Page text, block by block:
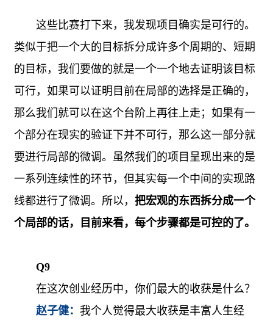
这些比赛打下来，我发现项目确实是可行的。
类似于把一个大的目标拆分成许多个周期的、短期
的目标，我们要做的就是一个一个地去证明该目标
可行，如果可以证明目前在局部的选择是正确的，
那么我们就可以在这个台阶上再往上走；如果有一
个部分在现实的验证下并不可行，那么这一部分就
要进行局部的微调。虽然我们的项目呈现出来的是
一系列连续性的环节，但其实每一个中间的实现路
线都进行了微调。所以，把宏观的东西拆分成一个
个局部的话，目前来看，每个步骤都是可控的了。
Q9
在这次创业经历中，你们最大的收获是什么？
赵子健： 我个人觉得最大收获是丰富人生经